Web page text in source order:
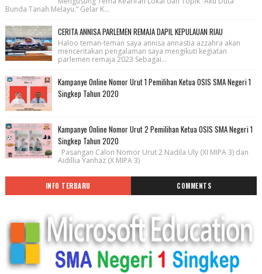
Bunda Tanah Melayu.” Gelar K...
CERITA ANNISA PARLEMEN REMAJA DAPIL KEPULAUAN RIAU
Haloo teman-teman saya annisa annastia azzahra akan
menceritakan pengalaman saya mengikuti kegiatan
parlemen remaja 2023 Sebagai...
Kampanye Online Nomor Urut 1 Pemilihan Ketua OSIS SMA Negeri 1
Singkep Tahun 2020
Kampanye Online Nomor Urut 2 Pemilihan Ketua OSIS SMA Negeri 1
Singkep Tahun 2020
Pasangan Calon Nomor Urut 2 Nadila Uly (XI MIPA 3) dan
Aidillia Yanhaz (X MIPA 3)
INFO TERBARU COMMENTS